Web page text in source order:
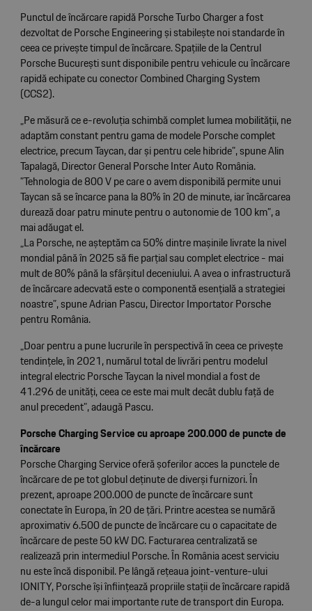
Punctul de încărcare rapidă Porsche Turbo Charger a fost
dezvoltat de Porsche Engineering și stabilește noi standarde în
ceea ce privește timpul de încărcare. Spațiile de la Centrul
Porsche București sunt disponibile pentru vehicule cu încărcare
rapidă echipate cu conector Combined Charging System
(CCS2).
„Pe măsură ce e-revoluția schimbă complet lumea mobilității, ne
adaptăm constant pentru gama de modele Porsche complet
electrice, precum Taycan, dar și pentru cele hibride”, spune Alin
Tapalagă, Director General Porsche Inter Auto România.
”Tehnologia de 800 V pe care o avem disponibilă permite unui
Taycan să se încarce pana la 80% în 20 de minute, iar încărcarea
durează doar patru minute pentru o autonomie de 100 km”, a
mai adăugat el.
„La Porsche, ne așteptăm ca 50% dintre mașinile livrate la nivel
mondial până în 2025 să fie parțial sau complet electrice - mai
mult de 80% până la sfârșitul deceniului. A avea o infrastructură
de încărcare adecvată este o componentă esențială a strategiei
noastre”, spune Adrian Pascu, Director Importator Porsche
pentru România.
„Doar pentru a pune lucrurile în perspectivă în ceea ce privește
tendințele, în 2021, numărul total de livrări pentru modelul
integral electric Porsche Taycan la nivel mondial a fost de
41.296 de unități, ceea ce este mai mult decât dublu față de
anul precedent”, adaugă Pascu.
Porsche Charging Service cu aproape 200.000 de puncte de
încărcare
Porsche Charging Service oferă șoferilor acces la punctele de
încărcare de pe tot globul deținute de diverși furnizori. În
prezent, aproape 200.000 de puncte de încărcare sunt
conectate în Europa, în 20 de țări. Printre acestea se numără
aproximativ 6.500 de puncte de încărcare cu o capacitate de
încărcare de peste 50 kW DC. Facturarea centralizată se
realizează prin intermediul Porsche. În România acest serviciu
nu este încă disponibil. Pe lângă rețeaua joint-venture-ului
IONITY, Porsche își înființează propriile stații de încărcare rapidă
de-a lungul celor mai importante rute de transport din Europa.